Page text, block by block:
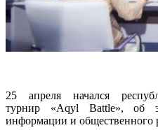
25 апреля начался
турнир «Aqyl Battle», об
информации и общественного